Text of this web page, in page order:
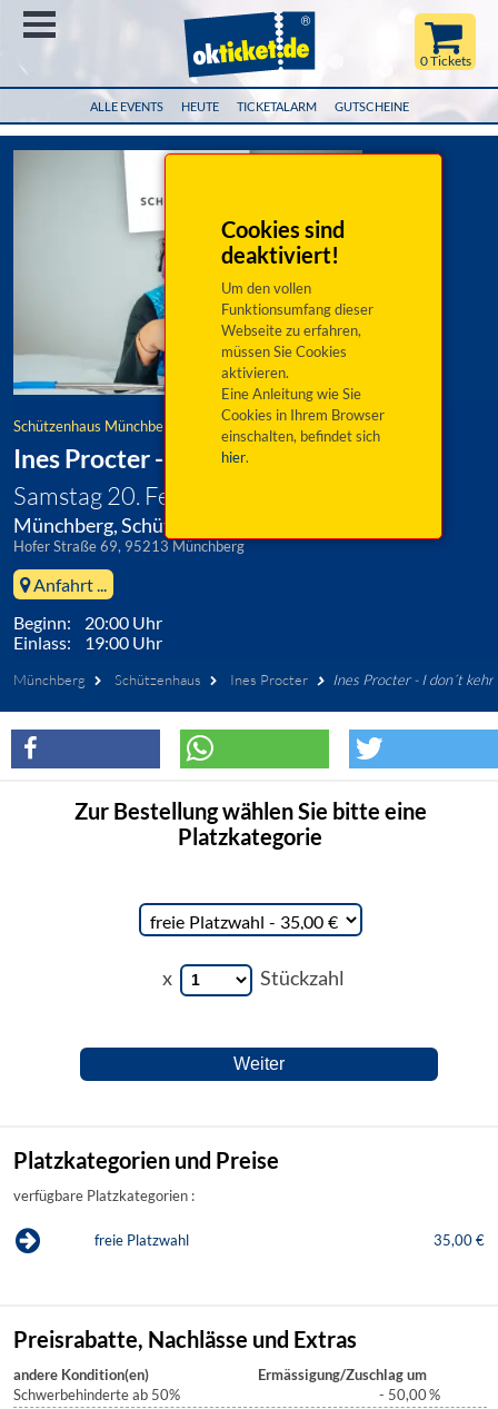
ALLE EVENTS HEUTE TICKETALARM GUTSCHEINE
0 Tickets
Cookies sind
deaktiviert!
Um den vollen
Funktionsumfang dieser
Webseite zu erfahren,
müssen Sie Cookies
aktivieren.
Eine Anleitung wie Sie
Cookies in Ihrem Browser
einschalten, befindet sich
hier.
Schützenhaus Münchberg
Ines Procter - I don´t kehr
Samstag 20. Februar 2027
Münchberg, Schützenhaus
Hofer Straße 69, 95213 Münchberg
Anfahrt ...
Beginn: 20:00 Uhr
Einlass: 19:00 Uhr
Münchberg Schützenhaus Ines Procter Ines Procter - I don´t kehr
Zur Bestellung wählen Sie bitte eine
Platzkategorie
x Stückzahl
Platzkategorien und Preise
verfügbare Platzkategorien :
freie Platzwahl 35,00 €
Preisrabatte, Nachlässe und Extras
andere Kondition(en)
Ermässigung/Zuschlag um
Schwerbehinderte ab 50%
- 50,00%